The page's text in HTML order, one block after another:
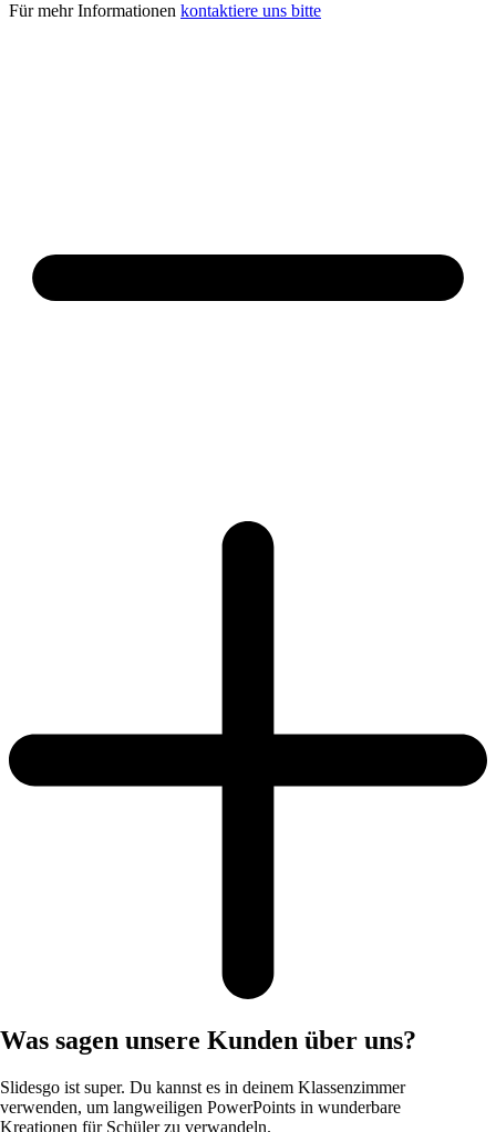
Für mehr Informationen kontaktiere uns bitte
Was sagen unsere Kunden über uns?
Slidesgo ist super. Du kannst es in deinem Klassenzimmer
verwenden, um langweiligen PowerPoints in wunderbare
Kreationen für Schüler zu verwandeln.